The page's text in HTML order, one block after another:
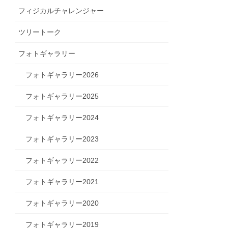
フィジカルチャレンジャー
ツリートーク
フォトギャラリー
フォトギャラリー2026
フォトギャラリー2025
フォトギャラリー2024
フォトギャラリー2023
フォトギャラリー2022
フォトギャラリー2021
フォトギャラリー2020
フォトギャラリー2019